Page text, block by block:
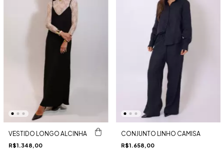
VESTIDO LONGO ALCINHA
R$1.348,00
CONJUNTO LINHO CAMISA
R$1.658,00